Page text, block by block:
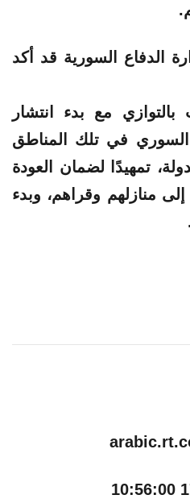
الدفاع السورية قد أكد
مع بدء انتشار
في تلك المناطق
تمهيدًا لضمان العودة
إلى منازلهم وقراهم، وبدء